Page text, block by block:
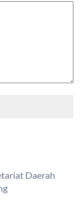
Daerah